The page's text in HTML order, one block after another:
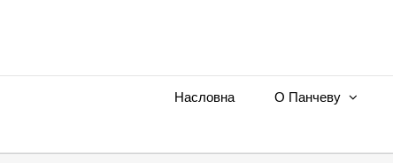
Насловна О Панчеву